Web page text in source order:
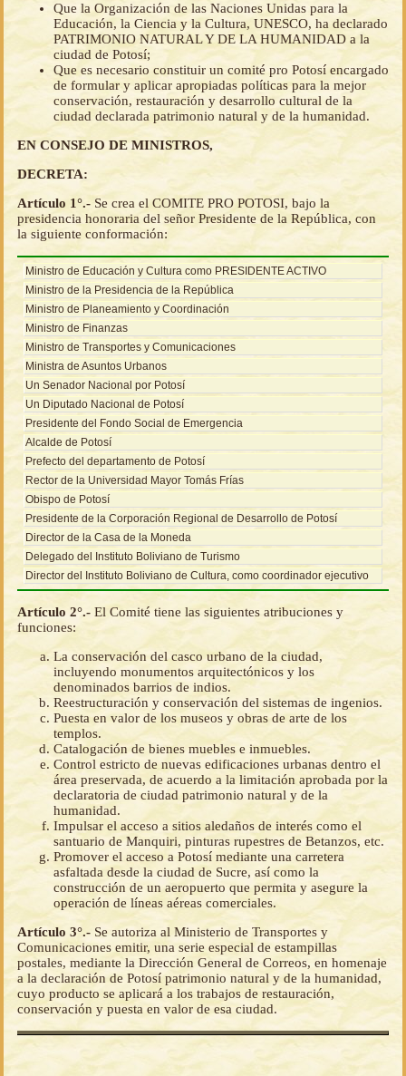
Que la Organización de las Naciones Unidas para la
Educación, la Ciencia y la Cultura, UNESCO, ha declarado
PATRIMONIO NATURAL Y DE LA HUMANIDAD a la
ciudad de Potosí;
Que es necesario constituir un comité pro Potosí encargado
de formular y aplicar apropiadas políticas para la mejor
conservación, restauración y desarrollo cultural de la
ciudad declarada patrimonio natural y de la humanidad.
EN CONSEJO DE MINISTROS,
DECRETA:
Artículo 1°.- Se crea el COMITE PRO POTOSI, bajo la
presidencia honoraria del señor Presidente de la República, con
la siguiente conformación:
Ministro de Educación y Cultura como PRESIDENTE ACTIVO
Ministro de la Presidencia de la República
Ministro de Planeamiento y Coordinación
Ministro de Finanzas
Ministro de Transportes y Comunicaciones
Ministra de Asuntos Urbanos
Un Senador Nacional por Potosí
Un Diputado Nacional de Potosí
Presidente del Fondo Social de Emergencia
Alcalde de Potosí
Prefecto del departamento de Potosí
Rector de la Universidad Mayor Tomás Frías
Obispo de Potosí
Presidente de la Corporación Regional de Desarrollo de Potosí
Director de la Casa de la Moneda
Delegado del Instituto Boliviano de Turismo
Director del Instituto Boliviano de Cultura, como coordinador ejecutivo
Artículo 2°.- El Comité tiene las siguientes atribuciones y
funciones:
La conservación del casco urbano de la ciudad,
incluyendo monumentos arquitectónicos y los
denominados barrios de indios.
Reestructuración y conservación del sistemas de ingenios.
Puesta en valor de los museos y obras de arte de los
templos.
Catalogación de bienes muebles e inmuebles.
Control estricto de nuevas edificaciones urbanas dentro el
área preservada, de acuerdo a la limitación aprobada por la
declaratoria de ciudad patrimonio natural y de la
humanidad.
Impulsar el acceso a sitios aledaños de interés como el
santuario de Manquiri, pinturas rupestres de Betanzos, etc.
Promover el acceso a Potosí mediante una carretera
asfaltada desde la ciudad de Sucre, así como la
construcción de un aeropuerto que permita y asegure la
operación de líneas aéreas comerciales.
Artículo 3°.- Se autoriza al Ministerio de Transportes y
Comunicaciones emitir, una serie especial de estampillas
postales, mediante la Dirección General de Correos, en homenaje
a la declaración de Potosí patrimonio natural y de la humanidad,
cuyo producto se aplicará a los trabajos de restauración,
conservación y puesta en valor de esa ciudad.